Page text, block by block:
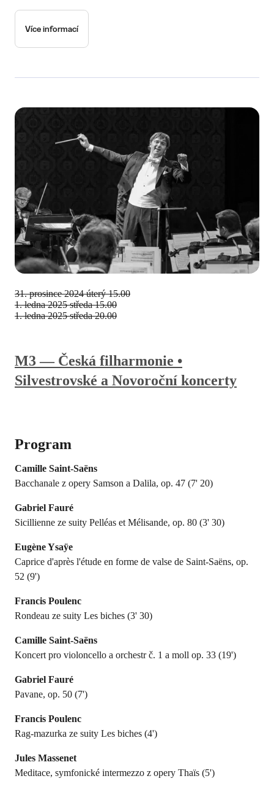
Více informací
M3 — Česká filharmonie •
Silvestrovské a Novoroční koncerty
Program
Camille Saint-Saëns
Bacchanale z opery Samson a Dalila, op. 47 (7' 20)
Gabriel Fauré
Sicillienne ze suity Pelléas et Mélisande, op. 80 (3' 30)
Eugène Ysaÿe
Caprice d'après l'étude en forme de valse de Saint-Saëns, op.
52 (9')
Francis Poulenc
Rondeau ze suity Les biches (3' 30)
Camille Saint-Saëns
Koncert pro violoncello a orchestr č. 1 a moll op. 33 (19')
Gabriel Fauré
Pavane, op. 50 (7')
Francis Poulenc
Rag-mazurka ze suity Les biches (4')
Jules Massenet
Meditace, symfonické intermezzo z opery Thaïs (5')
31. prosince 2024 úterý 15.00
1. ledna 2025 středa 15.00
1. ledna 2025 středa 20.00